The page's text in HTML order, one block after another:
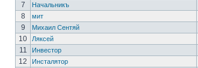
7
Начальникъ
8
мит
9
Михаил Сентяй
10
Ляксей
11
Инвестор
12
Инсталятор